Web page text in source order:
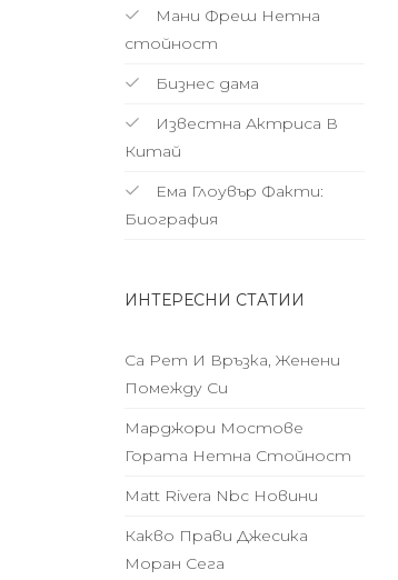
Мани Фреш Нетна
стойност
Бизнес дама
Известна Актриса В
Китай
Ема Глоувър Факти:
Биография
ИНТЕРЕСНИ СТАТИИ
Са Рет И Връзка, Женени
Помежду Си
Марджори Мостове
Гората Нетна Стойност
Matt Rivera Nbc Новини
Какво Прави Джесика
Моран Сега